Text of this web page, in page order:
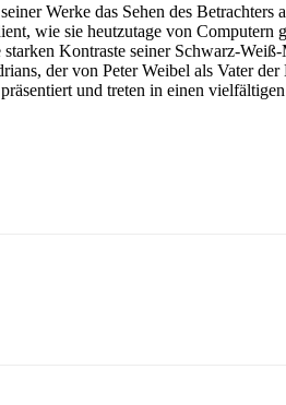
Werke das Sehen des
wie sie heutzutage von Computern
Kontraste seiner Schwarz-
der von Peter Weibel als
und treten in einen